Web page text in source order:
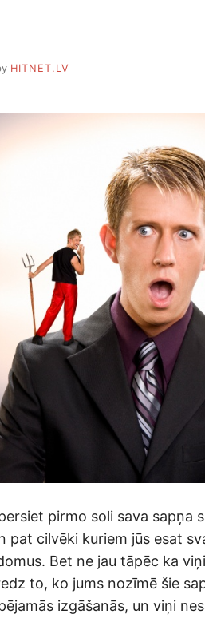
HITNET.LV
pirmo soli sava sapņa
pat cilvēki kuriem jūs esat
Bet ne jau tāpēc ka
to, ko jums nozīmē šie
izgāšanās, un viņi